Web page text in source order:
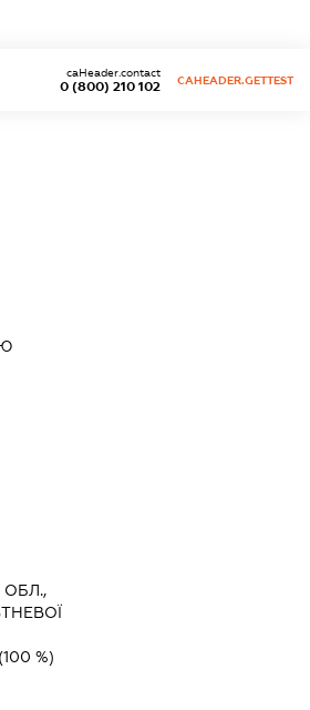
0 (800) 210 102
caHeader.contact
CAHEADER.GETTEST
ОБЛ.,
(100 %)